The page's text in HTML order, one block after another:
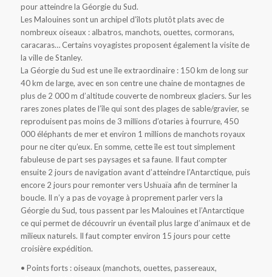
pour atteindre la Géorgie du Sud.
Les Malouines sont un archipel d’îlots plutôt plats avec de
nombreux oiseaux : albatros, manchots, ouettes, cormorans,
caracaras… Certains voyagistes proposent également la visite de
la ville de Stanley.
La Géorgie du Sud est une île extraordinaire : 150 km de long sur
40 km de large, avec en son centre une chaine de montagnes de
plus de 2 000 m d’altitude couverte de nombreux glaciers. Sur les
rares zones plates de l’île qui sont des plages de sable/gravier, se
reproduisent pas moins de 3 millions d’otaries à fourrure, 450
000 éléphants de mer et environ 1 millions de manchots royaux
pour ne citer qu’eux. En somme, cette île est tout simplement
fabuleuse de part ses paysages et sa faune. Il faut compter
ensuite 2 jours de navigation avant d’atteindre l’Antarctique, puis
encore 2 jours pour remonter vers Ushuaïa afin de terminer la
boucle. Il n’y a pas de voyage à proprement parler vers la
Géorgie du Sud, tous passent par les Malouines et l’Antarctique
ce qui permet de découvrir un éventail plus large d’animaux et de
milieux naturels. Il faut compter environ 15 jours pour cette
croisière expédition.
• Points forts : oiseaux (manchots, ouettes, passereaux,